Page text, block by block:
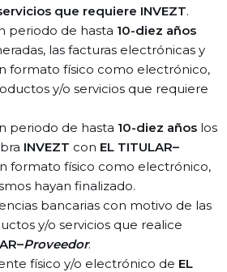
que requiere INVEZT.
periodo de hasta 10-diez años
las facturas electrónicas y
formato físico como electrónico,
y/o servicios que requiere
periodo de hasta 10-diez años los
INVEZT con EL TITULAR–
formato físico como electrónico,
hayan finalizado.
bancarias con motivo de las
y/o servicios que realice
Proveedor.
físico y/o electrónico de EL